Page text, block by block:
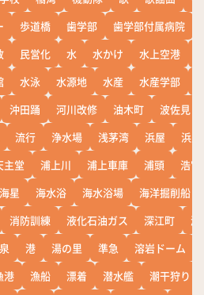
歩道橋 歯学部 歯学部付属病院
民営化 水 水かけ 水上空港
水泳 水源地 水産 水産学部
沖田踊 河川改修 油木町
波佐見
流行 浄水場 浅茅湾 浜屋
浜
主堂 浦上川 浦上車庫 浦頭
浩宮
海星 海水浴 海水浴場
海洋掘削船
消防訓練 液化石油ガス 深江町
淵
港 湯の里 準急 溶岩ドーム
港 漁船 漂着 潜水艦
潮干狩り